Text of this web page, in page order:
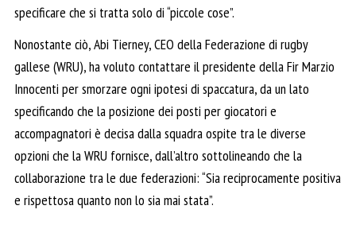
specificare che si tratta solo di “piccole cose”.
Nonostante ciò, Abi Tierney, CEO della Federazione di rugby
gallese (WRU), ha voluto contattare il presidente della Fir Marzio
Innocenti per smorzare ogni ipotesi di spaccatura, da un lato
specificando che la posizione dei posti per giocatori e
accompagnatori è decisa dalla squadra ospite tra le diverse
opzioni che la WRU fornisce, dall’altro sottolineando che la
collaborazione tra le due federazioni: “Sia reciprocamente positiva
e rispettosa quanto non lo sia mai stata”.